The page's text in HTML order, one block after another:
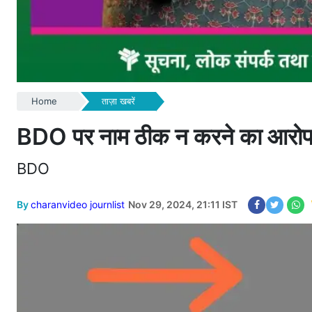
Home ताज़ा खबरें
BDO पर नाम ठीक न करने का
BDO
Bycharanvideo journlist Nov 29, 2024, 21:11 IST